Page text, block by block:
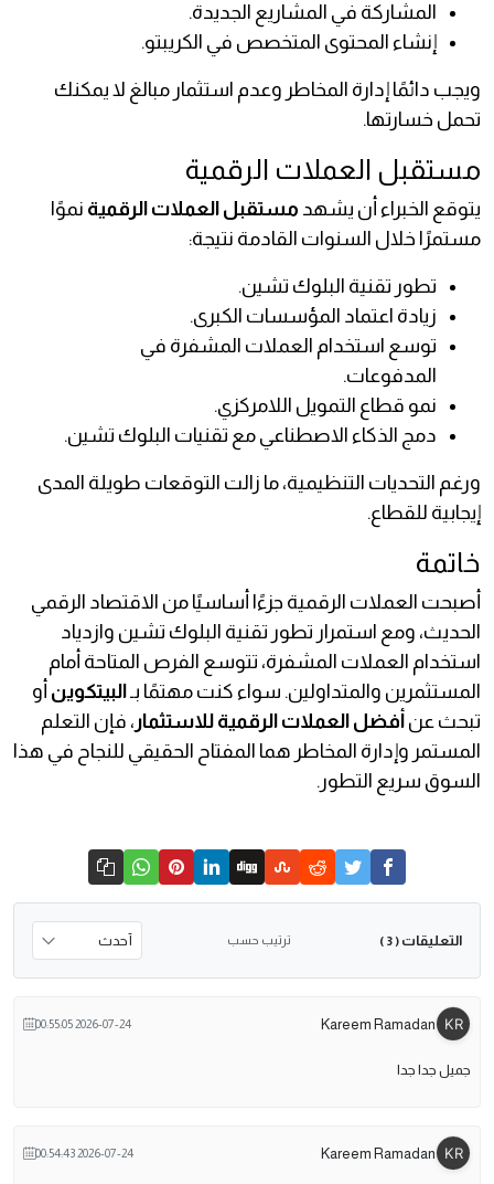
المشاركة في المشاريع الجديدة.
إنشاء المحتوى المتخصص في الكريبتو.
ويجب دائمًا إدارة المخاطر وعدم استثمار مبالغ لا يمكنك
تحمل خسارتها.
مستقبل العملات الرقمية
يتوقع الخبراء أن يشهد مستقبل العملات الرقمية نموًا
مستمرًا خلال السنوات القادمة نتيجة:
تطور تقنية البلوك تشين.
زيادة اعتماد المؤسسات الكبرى.
توسع استخدام العملات المشفرة في
المدفوعات.
نمو قطاع التمويل اللامركزي.
دمج الذكاء الاصطناعي مع تقنيات البلوك تشين.
ورغم التحديات التنظيمية، ما زالت التوقعات طويلة المدى
إيجابية للقطاع.
خاتمة
أصبحت العملات الرقمية جزءًا أساسيًا من الاقتصاد الرقمي
الحديث، ومع استمرار تطور تقنية البلوك تشين وازدياد
استخدام العملات المشفرة، تتوسع الفرص المتاحة أمام
المستثمرين والمتداولين. سواء كنت مهتمًا بـالبيتكوين أو
تبحث عن أفضل العملات الرقمية للاستثمار ، فإن التعلم
المستمر وإدارة المخاطر هما المفتاح الحقيقي للنجاح في هذا
السوق سريع التطور.
التعليقات ( 3 ) ترتيب حسب
Kareem Ramadan
2026-07-24 00:55:05
جميل جدا جدا
Kareem Ramadan
2026-07-24 00:54:43